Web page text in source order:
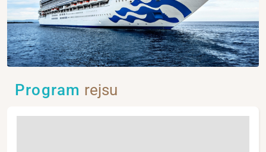
Program rejsu